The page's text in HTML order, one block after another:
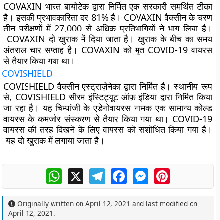
COVAXIN भारत बायोटेक द्वारा निर्मित एक सरकारी समर्थित टीका
है। इसकी प्रभावकारिता दर 81% है। COVAXIN वैक्सीन के चरण
तीन परीक्षणों में 27,000 से अधिक प्रतिभागियों ने भाग लिया है।
COVAXIN दो खुराक में दिया जाता है। खुराक के बीच का समय
अंतराल चार सप्ताह है। COVAXIN को मृत COVID-19 वायरस
से तैयार किया गया था।
COVISHIELD
COVISHIELD वैक्सीन एस्ट्राज़ेनेका द्वारा निर्मित है। स्थानीय रूप
से, COVISHIELD सीरम इंस्टिट्यूट ऑफ़ इंडिया द्वारा निर्मित किया
जा रहा है। यह चिम्पांजी के एडेनोवायरस नामक एक सामान्य कोल्ड
वायरस के कमजोर संस्करण से तैयार किया गया था। COVID-19
वायरस की तरह दिखने के लिए वायरस को संशोधित किया गया है।
यह दो खुराक में लगाया जाता है।
WhatsApp
X TelegramFacebookMessengerPinterest
Originally written onApril 12, 2021 and last modified on
April 12, 2021 .